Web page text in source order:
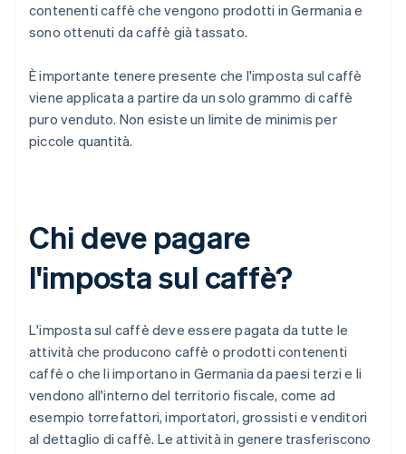
contenenti caffè che vengono prodotti in Germania e
sono ottenuti da caffè già tassato.
È importante tenere presente che l'imposta sul caffè
viene applicata a partire da un solo grammo di caffè
puro venduto. Non esiste un limite de minimis per
piccole quantità.
Chi deve pagare
l'imposta sul caffè?
L'imposta sul caffè deve essere pagata da tutte le
attività che producono caffè o prodotti contenenti
caffè o che li importano in Germania da paesi terzi e li
vendono all'interno del territorio fiscale, come ad
esempio torrefattori, importatori, grossisti e venditori
al dettaglio di caffè. Le attività in genere trasferiscono